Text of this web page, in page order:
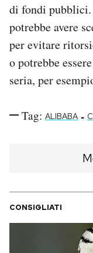
di fondi pubblici.
potrebbe avere
per evitare
o potrebbe
seria, per
Tag: ALIBABA -
CONSIGLIATI